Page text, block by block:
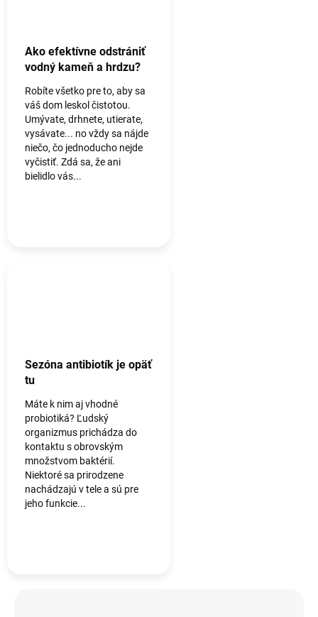
Ako efektívne odstrániť
vodný kameň a hrdzu?
Robíte všetko pre to, aby sa
váš dom leskol čistotou.
Umývate, drhnete, utierate,
vysávate... no vždy sa nájde
niečo, čo jednoducho nejde
vyčistiť. Zdá sa, že ani
bielidlo vás...
Sezóna antibiotík je opäť
tu
Máte k nim aj vhodné
probiotiká? Ľudský
organizmus prichádza do
kontaktu s obrovským
množstvom baktérií.
Niektoré sa prirodzene
nachádzajú v tele a sú pre
jeho funkcie...